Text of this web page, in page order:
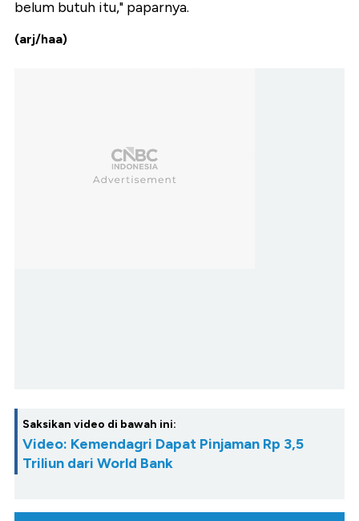
belum butuh itu," paparnya.
(arj/haa)
Saksikan video di bawah ini:
Video: Kemendagri Dapat Pinjaman Rp 3,5
Triliun dari World Bank